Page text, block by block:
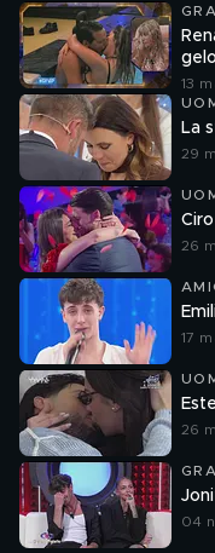
13
La
29
26
17
26
04